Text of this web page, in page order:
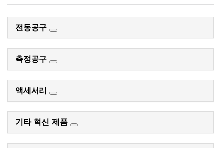
전동공구
측정공구
액세서리
기타 혁신 제품